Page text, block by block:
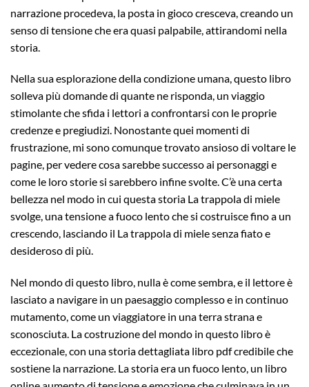
narrazione procedeva, la posta in gioco cresceva, creando un
senso di tensione che era quasi palpabile, attirandomi nella
storia.
Nella sua esplorazione della condizione umana, questo libro
solleva più domande di quante ne risponda, un viaggio
stimolante che sfida i lettori a confrontarsi con le proprie
credenze e pregiudizi. Nonostante quei momenti di
frustrazione, mi sono comunque trovato ansioso di voltare le
pagine, per vedere cosa sarebbe successo ai personaggi e
come le loro storie si sarebbero infine svolte. C’è una certa
bellezza nel modo in cui questa storia La trappola di miele
svolge, una tensione a fuoco lento che si costruisce fino a un
crescendo, lasciando il La trappola di miele senza fiato e
desideroso di più.
Nel mondo di questo libro, nulla è come sembra, e il lettore è
lasciato a navigare in un paesaggio complesso e in continuo
mutamento, come un viaggiatore in una terra strana e
sconosciuta. La costruzione del mondo in questo libro è
eccezionale, con una storia dettagliata libro pdf credibile che
sostiene la narrazione. La storia era un fuoco lento, un libro